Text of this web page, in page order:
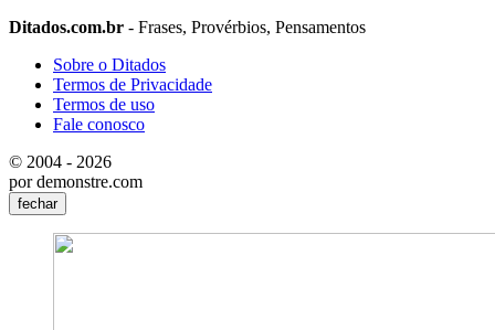
Ditados.com.br - Frases, Provérbios, Pensamentos
Sobre o Ditados
Termos de Privacidade
Termos de uso
Fale conosco
© 2004 - 2026
por demonstre.com
fechar